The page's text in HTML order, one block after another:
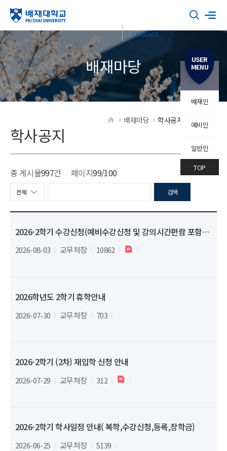
배재마당
학사공지 HOME
배재마당 학사공지 학사공지
총 게시물997건 페이지99/100
검색
2026-2학기 수강신청(예비수강신청 및 강의시간편람 포함) 일정 안내
2026-08-03 교무처장 10862
2026학년도 2학기 휴학안내
2026-07-30 교무처장 703
2026-2학기 (2차) 재입학 신청 안내
2026-07-29 교무처장 312
2026-2학기 학사일정 안내( 복학,수강신청,등록,장학금)
2026-06-25 교무처장 5139
USER
MENU
배재인
예비인
일반인
TOP